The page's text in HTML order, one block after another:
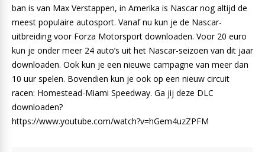
ban is van Max Verstappen, in Amerika is Nascar nog altijd de
meest populaire autosport. Vanaf nu kun je de Nascar-
uitbreiding voor Forza Motorsport downloaden. Voor 20 euro
kun je onder meer 24 auto’s uit het Nascar-seizoen van dit jaar
downloaden. Ook kun je een nieuwe campagne van meer dan
10 uur spelen. Bovendien kun je ook op een nieuw circuit
racen: Homestead-Miami Speedway. Ga jij deze DLC
downloaden?
https://www.youtube.com/watch?v=hGem4uzZPFM